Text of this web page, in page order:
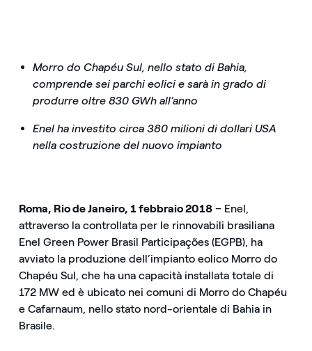
Morro do Chapéu Sul, nello stato di Bahia,
comprende sei parchi eolici e sarà in grado di
produrre oltre 830 GWh all’anno
Enel ha investito circa 380 milioni di dollari USA
nella costruzione del nuovo impianto
Roma, Rio de Janeiro, 1 febbraio 2018– Enel,
attraverso la controllata per le rinnovabili brasiliana
Enel Green Power Brasil Participações (EGPB), ha
avviato la produzione dell’impianto eolico Morro do
Chapéu Sul, che ha una capacità installata totale di
172 MW ed è ubicato nei comuni di Morro do Chapéu
e Cafarnaum, nello stato nord-orientale di Bahia in
Brasile.